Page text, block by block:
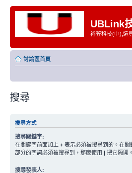
UBLink
裕笠科技(中),遠
討論區首頁
搜尋
搜尋方式
搜尋關鍵字:
在關鍵字前面加上 + 表示必須被搜尋到的。在關
部分的字詞必須被搜尋到，那麼使用 | 把它隔開
搜尋發表人: